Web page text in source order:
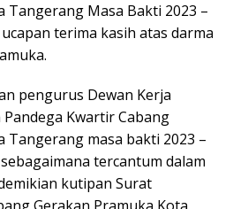
Tangerang Masa Bakti 2023 –
terima kasih atas darma
pengurus Dewan Kerja
Kwartir Cabang
Tangerang masa bakti 2023 –
tercantum dalam
kutipan Surat